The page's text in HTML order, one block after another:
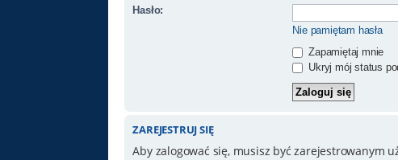
Hasło:
Nie pamiętam hasła
Zapamiętaj mnie
Ukryj mój status
ZAREJESTRUJ SIĘ
Aby zalogować się, musisz być zarejestrowanym